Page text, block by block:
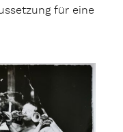
für eine